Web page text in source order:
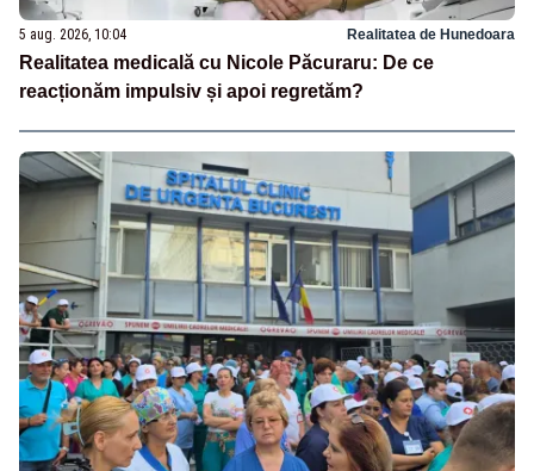
5 aug. 2026, 10:04 Realitatea de Hunedoara
Realitatea medicală cu Nicole Păcuraru: De ce
reacționăm impulsiv și apoi regretăm?